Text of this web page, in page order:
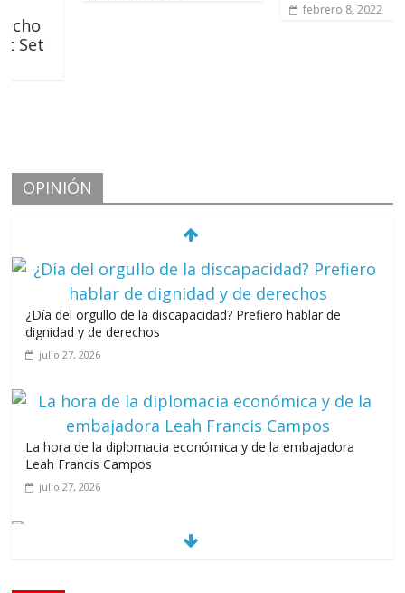
febrero 8, 2022
OPINIÓN
¿Día del orgullo de la discapacidad? Prefiero hablar de
dignidad y de derechos
julio 27, 2026
La hora de la diplomacia económica y de la embajadora
Leah Francis Campos
julio 27, 2026